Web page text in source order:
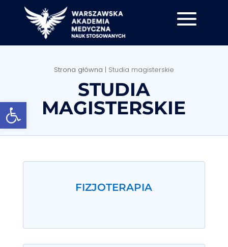
Strona główna | Studia magisterskie
STUDIA
MAGISTERSKIE
FIZJOTERAPIA
Otwórz pasek narzędzi